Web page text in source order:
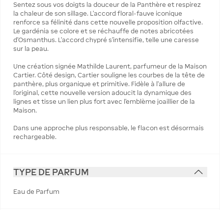
Sentez sous vos doigts la douceur de la Panthère et respirez
la chaleur de son sillage. L'accord floral-fauve iconique
renforce sa félinité dans cette nouvelle proposition olfactive.
Le gardénia se colore et se réchauffe de notes abricotées
d'Osmanthus. L'accord chypré s'intensifie, telle une caresse
sur la peau.
Une création signée Mathilde Laurent, parfumeur de la Maison
Cartier. Côté design, Cartier souligne les courbes de la tête de
panthère, plus organique et primitive. Fidèle à l'allure de
l'original, cette nouvelle version adoucit la dynamique des
lignes et tisse un lien plus fort avec l'emblème joaillier de la
Maison.
Dans une approche plus responsable, le flacon est désormais
rechargeable.
TYPE DE PARFUM
Eau de Parfum